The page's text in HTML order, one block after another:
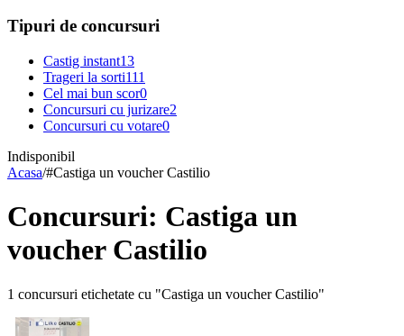
Tipuri de concursuri
Castig instant13
Trageri la sorti111
Cel mai bun scor0
Concursuri cu jurizare2
Concursuri cu votare0
Indisponibil
Acasa/#Castiga un voucher Castilio
Concursuri: Castiga un
voucher Castilio
1 concursuri etichetate cu "Castiga un voucher Castilio"